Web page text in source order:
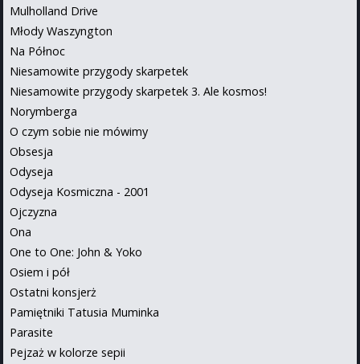
Mulholland Drive
Młody Waszyngton
Na Północ
Niesamowite przygody skarpetek
Niesamowite przygody skarpetek 3. Ale kosmos!
Norymberga
O czym sobie nie mówimy
Obsesja
Odyseja
Odyseja Kosmiczna - 2001
Ojczyzna
Ona
One to One: John & Yoko
Osiem i pół
Ostatni konsjerż
Pamiętniki Tatusia Muminka
Parasite
Pejzaż w kolorze sepii